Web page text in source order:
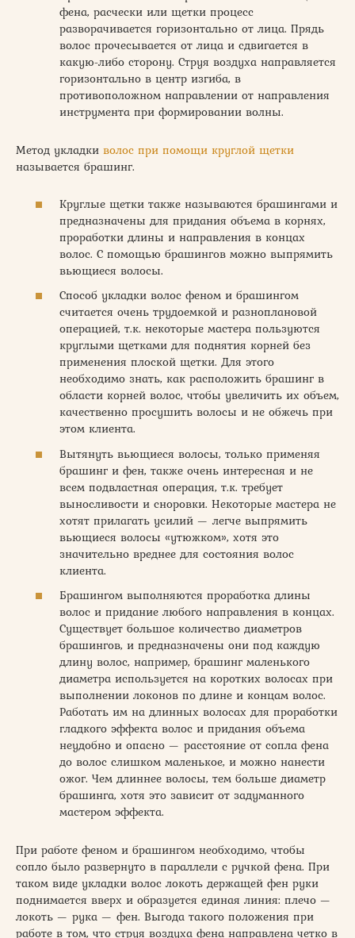
фена, расчески или щетки процесс
разворачивается горизонтально от лица. Прядь
волос прочесывается от лица и сдвигается в
какую-либо сторону. Струя воздуха направляется
горизонтально в центр изгиба, в
противоположном направлении от направления
инструмента при формировании волны.
Метод укладки волос при помощи круглой щетки
называется брашинг.
Круглые щетки также называются брашингами и
предназначены для придания объема в корнях,
проработки длины и направления в концах
волос. С помощью брашингов можно выпрямить
вьющиеся волосы.
Способ укладки волос феном и брашингом
считается очень трудоемкой и разноплановой
операцией, т.к. некоторые мастера пользуются
круглыми щетками для поднятия корней без
применения плоской щетки. Для этого
необходимо знать, как расположить брашинг в
области корней волос, чтобы увеличить их объем,
качественно просушить волосы и не обжечь при
этом клиента.
Вытянуть вьющиеся волосы, только применяя
брашинг и фен, также очень интересная и не
всем подвластная операция, т.к. требует
выносливости и сноровки. Некоторые мастера не
хотят прилагать усилий — легче выпрямить
вьющиеся волосы «утюжком», хотя это
значительно вреднее для состояния волос
клиента.
Брашингом выполняются проработка длины
волос и придание любого направления в концах.
Существует большое количество диаметров
брашингов, и предназначены они под каждую
длину волос, например, брашинг маленького
диаметра используется на коротких волосах при
выполнении локонов по длине и концам волос.
Работать им на длинных волосах для проработки
гладкого эффекта волос и придания объема
неудобно и опасно — расстояние от сопла фена
до волос слишком маленькое, и можно нанести
ожог. Чем длиннее волосы, тем больше диаметр
брашинга, хотя это зависит от задуманного
мастером эффекта.
При работе феном и брашингом необходимо, чтобы
сопло было развернуто в параллели с ручкой фена. При
таком виде укладки волос локоть держащей фен руки
поднимается вверх и образуется единая линия: плечо —
локоть — рука — фен. Выгода такого положения при
работе в том, что струя воздуха фена направлена четко в